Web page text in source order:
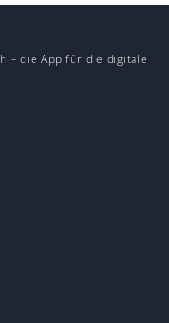
– die App für die digitale